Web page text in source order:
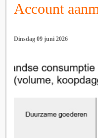
Account
Dinsdag 09 juni 2026